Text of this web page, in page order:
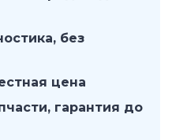
без
цена
гарантия до